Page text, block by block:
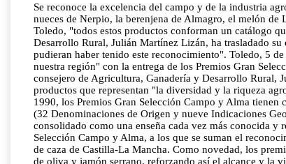
Se reconoce la excelencia del campo y de la industria
nueces de Nerpio, la berenjena de Almagro, el melón de
Toledo, "todos estos productos conforman un catálogo
Desarrollo Rural, Julián Martínez Lizán, ha trasladado
pudieran haber tenido este reconocimiento". Toledo, 5
nuestra región" con la entrega de los Premios Gran
consejero de Agricultura, Ganadería y Desarrollo Rural,
productos que representan "la diversidad y la riqueza
1990, los Premios Gran Selección Campo y Alma
(32 Denominaciones de Origen y nueve Indicaciones
consolidado como una enseña cada vez más conocida y
Selección Campo y Alma, a los que se suman el
de caza de Castilla-La Mancha. Como novedad, los
de oliva y jamón serrano, reforzando así el alcance y la